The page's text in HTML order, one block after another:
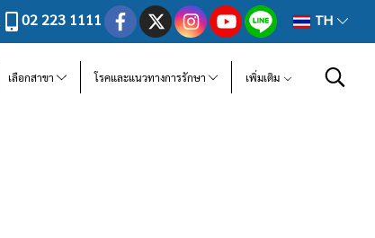
02 223 1111 TH
เลือกสาขา โรคและแนวทางการรักษา เพิ่มเติม